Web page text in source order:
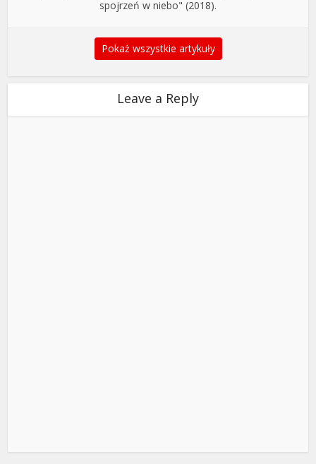
spojrzeń w niebo" (2018).
Pokaż wszystkie artykuły
Leave a Reply